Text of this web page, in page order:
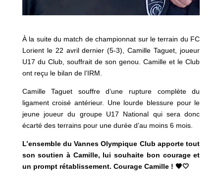
À la suite du match de championnat sur le terrain du FC
Lorient le 22 avril dernier (5-3), Camille Taguet, joueur
U17 du Club, souffrait de son genou. Camille et le Club
ont reçu le bilan de l’IRM.
Camille Taguet souffre d’une rupture complète du
ligament croisé antérieur. Une lourde blessure pour le
jeune joueur du groupe U17 National qui sera donc
écarté des terrains pour une durée d’au moins 6 mois.
L’ensemble du Vannes Olympique Club apporte tout
son soutien à Camille, lui souhaite bon courage et
un prompt rétablissement. Courage Camille ! 🖤🤍